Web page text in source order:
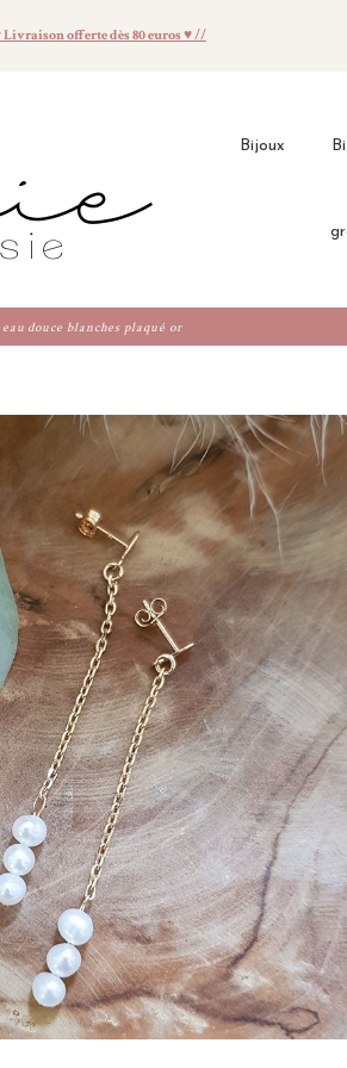
offerte dès 80 euros ♥ //
Bijoux
douce blanches plaqué or